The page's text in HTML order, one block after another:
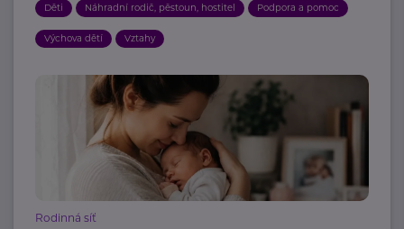
Děti Náhradní rodič, pěstoun, hostitel Podpora a pomoc
Výchova dětí Vztahy
Rodinná síť